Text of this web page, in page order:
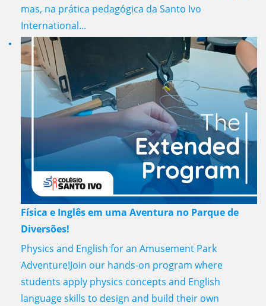
mas, na prática pedagógica da Santo Ivo
International...
Física e Inglês em uma Aventura no Parque de
Diversões!
Physics and English for an Amusement Park
Adventure!Join our hands-on program where
students apply physics concepts and English
language skills to design and build their own